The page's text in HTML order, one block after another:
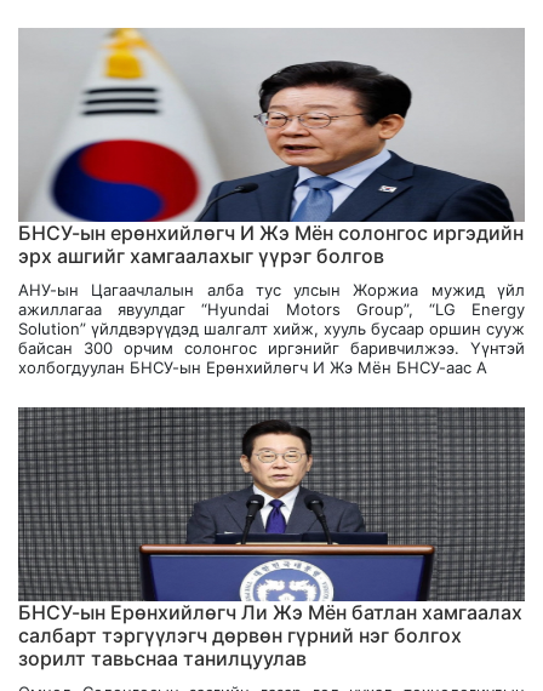
БНСУ-ын ерөнхийлөгч И Жэ Мён солонгос иргэдийн
эрх ашгийг хамгаалахыг үүрэг болгов
АНУ-ын Цагаачлалын алба тус улсын Жоржиа мужид үйл
ажиллагаа явуулдаг “Hyundai Motors Group”, “LG Energy
Solution” үйлдвэрүүдэд шалгалт хийж, хууль бусаар оршин сууж
байсан 300 орчим солонгос иргэнийг баривчилжээ. Үүнтэй
холбогдуулан БНСУ-ын Ерөнхийлөгч И Жэ Мён БНСУ-аас А
БНСУ-ын Ерөнхийлөгч Ли Жэ Мён батлан хамгаалах
салбарт тэргүүлэгч дөрвөн гүрний нэг болгох
зорилт тавьснаа танилцуулав